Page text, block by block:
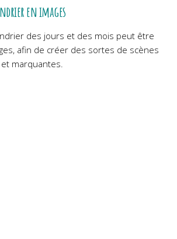
en images
des jours et des mois peut être
afin de créer des sortes de scènes
marquantes.